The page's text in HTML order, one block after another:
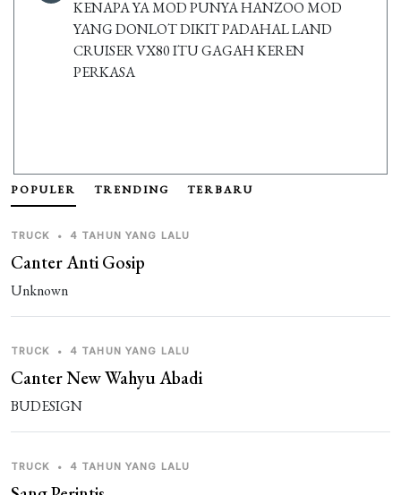
KENAPA YA MOD PUNYA HANZOO MOD
YANG DONLOT DIKIT PADAHAL LAND
CRUISER VX80 ITU GAGAH KEREN
PERKASA
POPULER TRENDING TERBARU
TRUCK • 4 TAHUN YANG LALU
Canter Anti Gosip
Unknown
TRUCK • 4 TAHUN YANG LALU
Canter New Wahyu Abadi
BUDESIGN
TRUCK • 4 TAHUN YANG LALU